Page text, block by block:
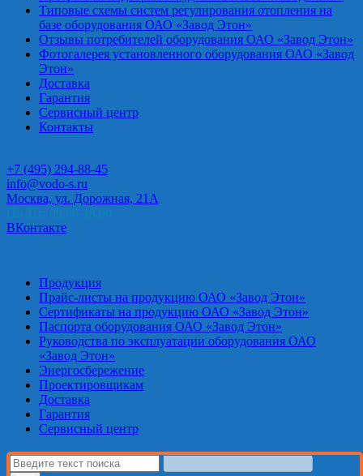
Типовые схемы систем регулирования отопления на
базе оборудования ОАО «Завод Этон»
Отзывы потребителей оборудования ОАО «Завод Этон»
Фотогалерея установленного оборудования ОАО «Завод
Этон»
Доставка
Гарантия
Сервисный центр
Контакты
+7 (495) 294-88-45
info@vodo-s.ru
Москва, ул. Дорожная, 21А
ВКонтакте
Продукция
Прайс-листы на продукцию ОАО «Завод Этон»
Сертификаты на продукцию ОАО «Завод Этон»
Паспорта оборудования ОАО «Завод Этон»
Руководства по эксплуатации оборудования ОАО
«Завод Этон»
Энергосбережение
Проектировщикам
Доставка
Гарантия
Сервисный центр